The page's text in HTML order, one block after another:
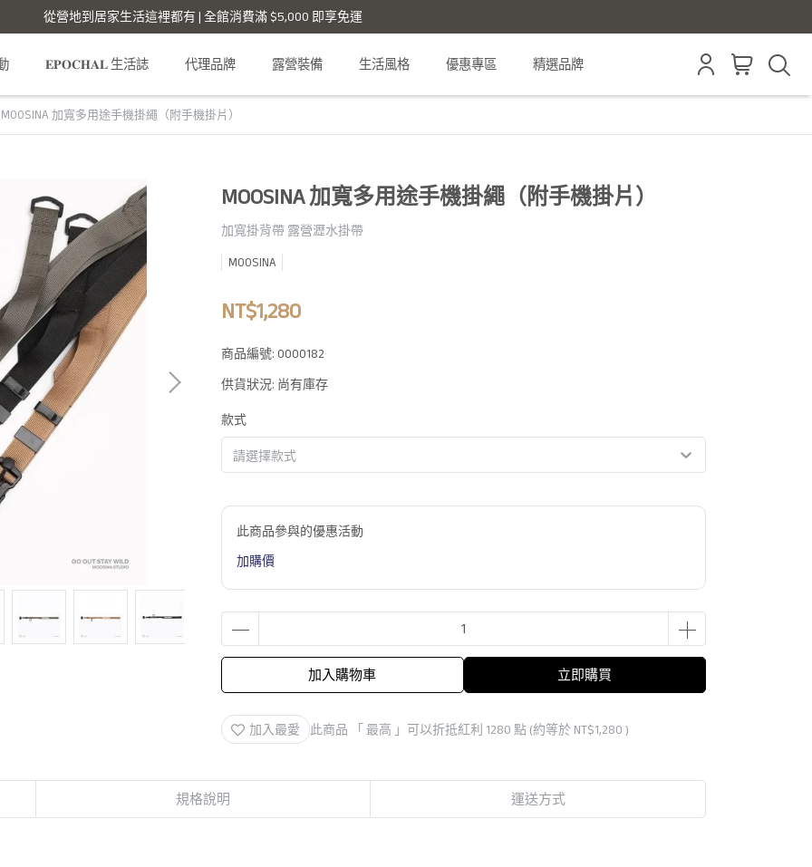
從營地到居家生活這裡都有 | 全館消費滿 $5,000 即享免運
𝐄𝐏𝐎𝐂𝐇𝐀𝐋 生活誌 代理品牌 露營裝備 生活風格 優惠專區 精選品牌
MOOSINA 加寬多用途手機掛繩（附手機掛片）
MOOSINA 加寬多用途手機掛繩（附手機掛片）
加寬掛背帶 露營瀝水掛帶
MOOSINA
NT$1,280
商品編號: 0000182
供貨狀況: 尚有庫存
款式
此商品參與的優惠活動
加購價
加入購物車 立即購買
加入最愛 此商品 「 最高 」可以折抵紅利 1280 點 (約等於 NT$1,280 )
規格說明 運送方式